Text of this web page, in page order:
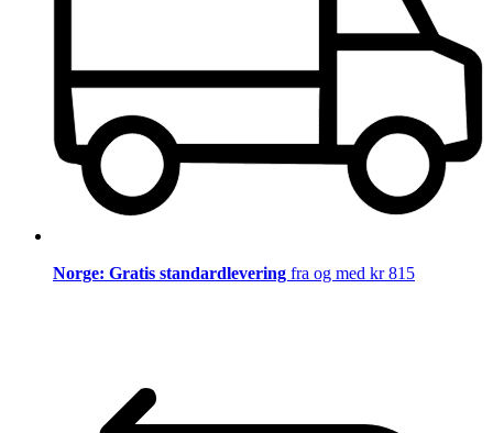
Norge: Gratis standardlevering fra og med kr 815